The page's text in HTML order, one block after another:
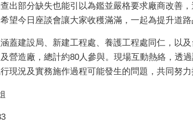
出部分缺失也能引以為鑑並嚴格要求廠商改善
望今日座談會讓大家收穫滿滿，一起為提升道路
蓋建設局、新建工程處、養護工程處同仁，以
營造廠，總計約80人參與。現場互動熱絡，透
現況及實務施作過程可能發生的問題，共同努力